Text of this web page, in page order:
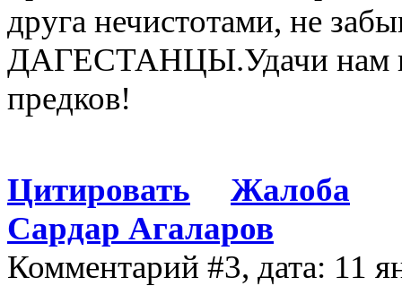
друга нечистотами, не
ДАГЕСТАНЦЫ.Удачи нам
предков!
Цитировать
Жалоба
Сардар Агаларов
Комментарий #3, дата: 11